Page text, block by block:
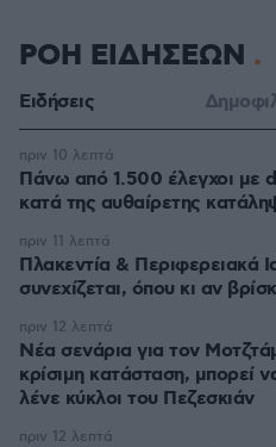
ΡΟΗ ΕΙΔΗΣΕΩΝ
Ειδήσεις
Πάνω από 1.500 έλεγχοι με
κατά της αυθαίρετης
πριν 10 λεπτά
Πλακεντία & Περιφερειακά
συνεχίζεται, όπου κι αν
πριν 11 λεπτά
Νέα σενάρια για τον
κρίσιμη κατάσταση, μπορεί
λένε κύκλοι του Πεζεσκιάν
πριν 12 λεπτά
πριν 12 λεπτά